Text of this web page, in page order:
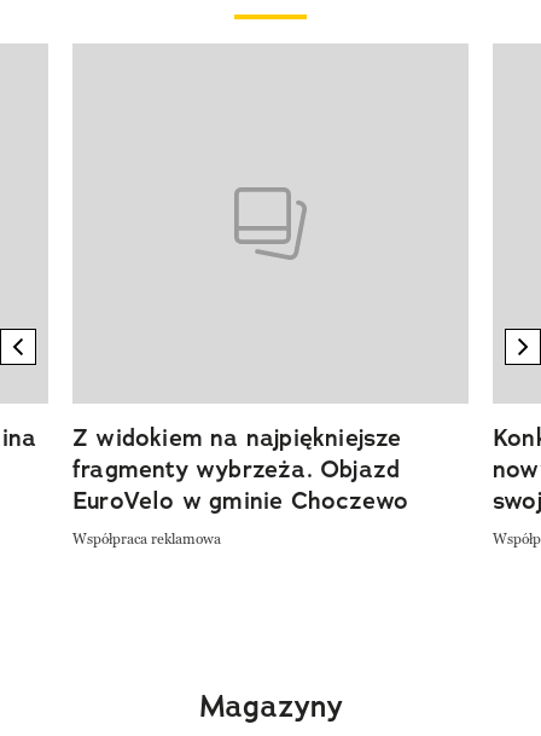
previous element
Z widokiem na najpiękniejsze
fragmenty wybrzeża. Objazd
EuroVelo w gminie Choczewo
Współpraca reklamowa
Magazyny